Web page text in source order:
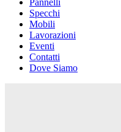
Pannelli
Specchi
Mobili
Lavorazioni
Eventi
Contatti
Dove Siamo